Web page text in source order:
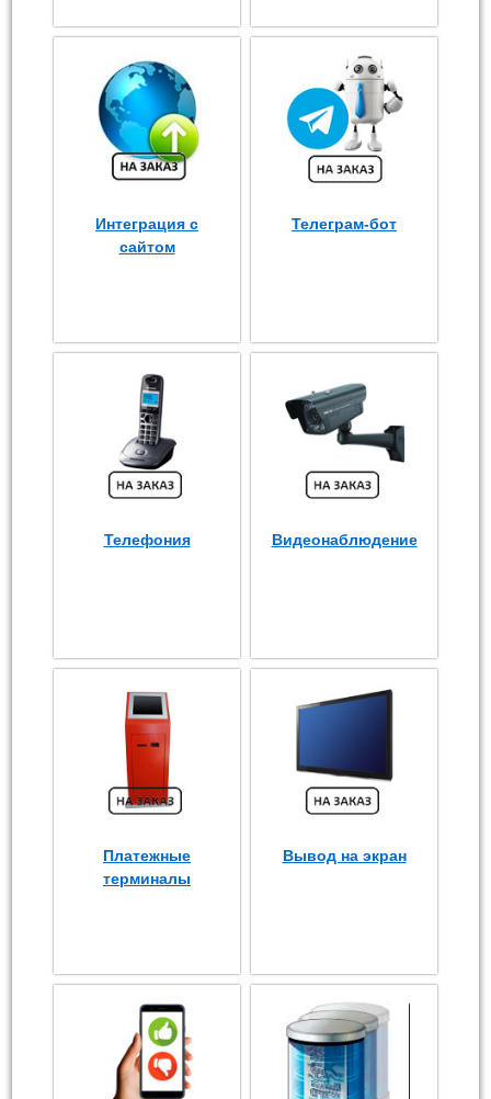
Интеграция с
сайтом
Телеграм-бот
Телефония Видеонаблюдение
Платежные
терминалы
Вывод на экран